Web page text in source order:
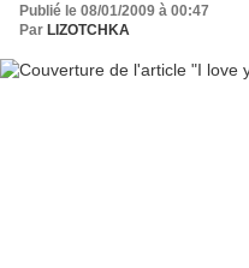
Publié le 08/01/2009 à 00:47
Par LIZOTCHKA